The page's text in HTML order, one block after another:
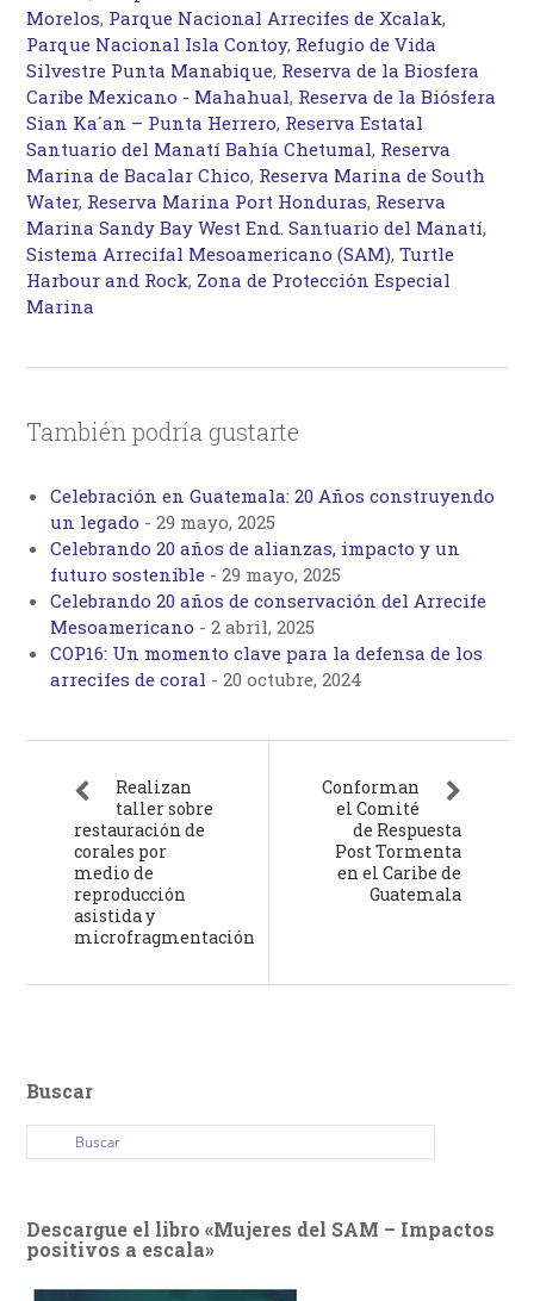
Morelos, Parque Nacional Arrecifes de Xcalak,
Parque Nacional Isla Contoy, Refugio de Vida
Silvestre Punta Manabique, Reserva de la Biosfera
Caribe Mexicano - Mahahual, Reserva de la Biósfera
Sian Ka´an – Punta Herrero, Reserva Estatal
Santuario del Manatí Bahía Chetumal, Reserva
Marina de Bacalar Chico, Reserva Marina de South
Water, Reserva Marina Port Honduras, Reserva
Marina Sandy Bay West End. Santuario del Manatí,
Sistema Arrecifal Mesoamericano (SAM),Turtle
Harbour and Rock, Zona de Protección Especial
Marina
También podría gustarte
Celebración en Guatemala: 20 Años construyendo
un legado -29 mayo, 2025
Celebrando 20 años de alianzas, impacto y un
futuro sostenible -29 mayo, 2025
Celebrando 20 años de conservación del Arrecife
Mesoamericano -2 abril, 2025
COP16: Un momento clave para la defensa de los
arrecifes de coral -20 octubre, 2024
Realizan
taller sobre
restauración de
corales por
medio de
reproducción
asistida y
microfragmentación
Conforman
el Comité
de Respuesta
Post Tormenta
en el Caribe de
Guatemala
Buscar
Descargue el libro «Mujeres del SAM – Impactos
positivos a escala»